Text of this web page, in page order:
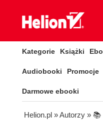
Kategorie Książki
Audiobooki Promocje
Darmowe ebooki
Helion.pl » Autorzy » 📚